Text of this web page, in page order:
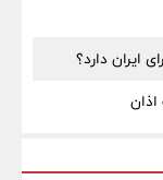
ایران دارد؟